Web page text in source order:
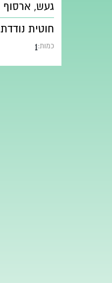
געש, ארסוף
חוטית נודדת
כמות:1